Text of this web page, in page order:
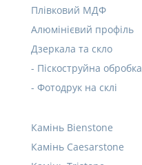
Плівковий МДФ
Алюмінієвий профіль
Дзеркала та скло
- Піскоструйна обробка
- Фотодрук на склі
Камінь Bienstone
Камінь Caesarstone